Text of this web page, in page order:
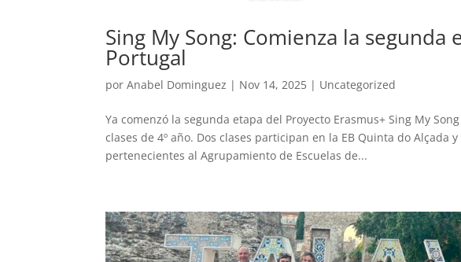
Sing My Song: Comienza la
Portugal
porAnabel Dominguez | Nov 14, 2025 | Uncategorized
Ya comenzó la segunda etapa del Proyecto Erasmus+ Sing My
clases de 4º año. Dos clases participan en la EB Quinta do Alçada
pertenecientes al Agrupamiento de Escuelas de...